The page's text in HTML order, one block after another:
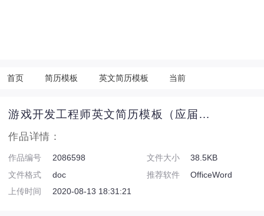
首页 简历模板 英文简历模板 当前
游戏开发工程师英文简历模板（应届生初级岗位）
作品详情：
作品编号 2086598 文件大小
38.5KB
文件格式
doc 推荐软件
OfficeWord
上传时间
2020-08-13 18:31:21